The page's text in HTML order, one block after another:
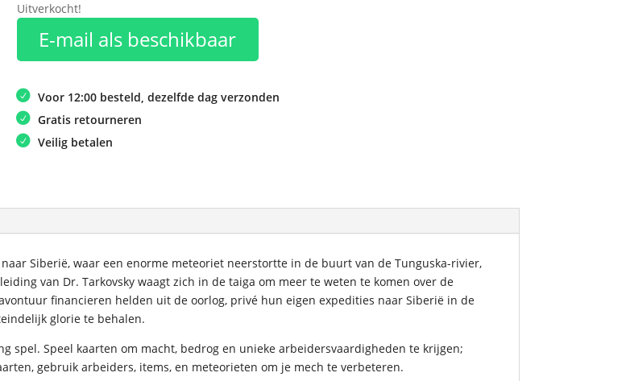
Uitverkocht!
E-mail als beschikbaar
Voor 12:00 besteld, dezelfde dag verzonden
Gratis retourneren
Veilig betalen
Siberië, waar een enorme meteoriet neerstortte in de buurt van de Tunguska-rivier,
van Dr. Tarkovsky waagt zich in de taiga om meer te weten te komen over de
financieren helden uit de oorlog, privé hun eigen expedities naar Siberië in de
glorie te behalen.
spel. Speel kaarten om macht, bedrog en unieke arbeidersvaardigheden te krijgen;
gebruik arbeiders, items, en meteorieten om je mech te verbeteren.